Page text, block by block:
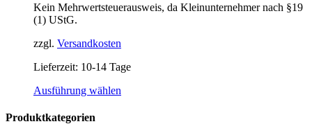
Kein Mehrwertsteuerausweis, da Kleinunternehmer nach §19
(1) UStG.
zzgl. Versandkosten
Lieferzeit: 10-14 Tage
Ausführung wählen
Produktkategorien